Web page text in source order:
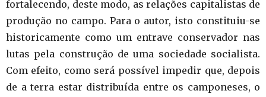
fortalecendo, deste modo, as relações capitalistas de
produção no campo. Para o autor, isto constituiu-se
historicamente como um entrave conservador nas
lutas pela construção de uma sociedade socialista.
Com efeito, como será possível impedir que, depois
de a terra estar distribuída entre os camponeses, o